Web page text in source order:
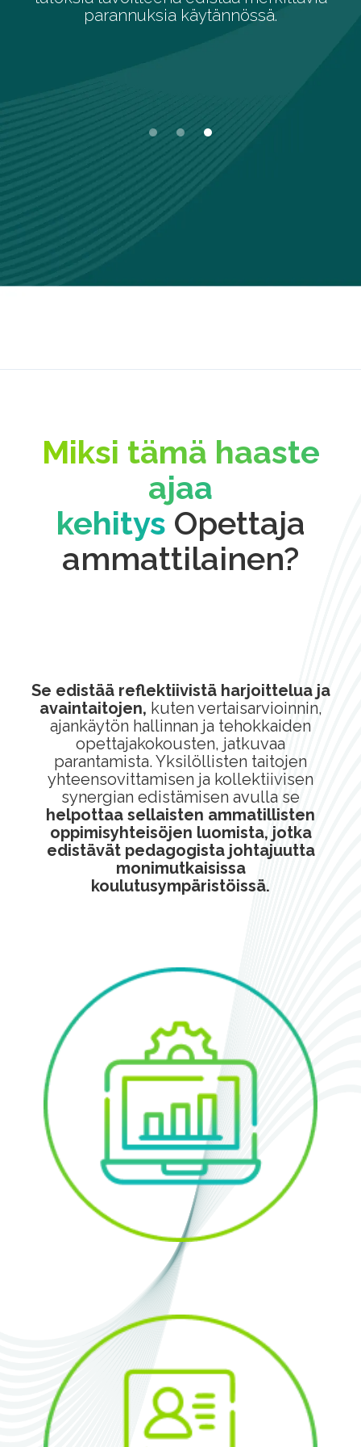
oppilaiden kykyihin ja
Miksi tämä haaste
ajaa
kehitys Opettaja
ammattilainen?
Se edistää reflektiivistä harjoittelua ja
avaintaitojen, kuten vertaisarvioinnin,
ajankäytön hallinnan ja tehokkaiden
opettajakokousten, jatkuvaa
parantamista. Yksilöllisten taitojen
yhteensovittamisen ja kollektiivisen
synergian edistämisen avulla se
helpottaa sellaisten ammatillisten
oppimisyhteisöjen luomista, jotka
edistävät pedagogista johtajuutta
monimutkaisissa
koulutusympäristöissä.